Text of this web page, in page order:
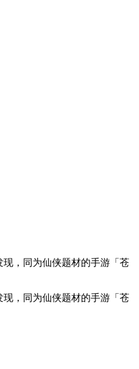
，同为仙侠题材的手游「苍
，同为仙侠题材的手游「苍